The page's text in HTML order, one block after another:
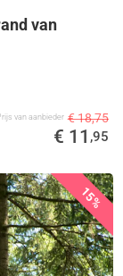
van
van aanbieder € 18,75
€ 11 ,95
15%